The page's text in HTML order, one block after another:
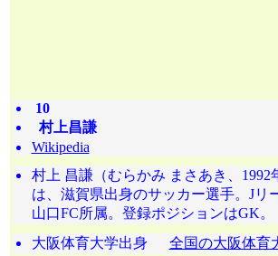
10
村上昌謙
Wikipedia
村上 昌謙（むらかみ まさあき、1992
は、滋賀県出身のサッカー選手。Jリ
山口FC所属。登録ポジションはGK。
大阪体育大学出身 全国の大阪体育